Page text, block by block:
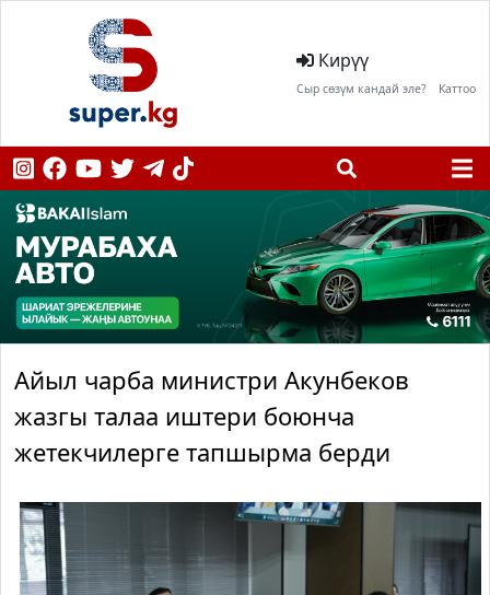
Кирүү
Сыр сөзүм кандай эле? Каттоо
Айыл чарба министри Акунбеков
жазгы талаа иштери боюнча
жетекчилерге тапшырма берди